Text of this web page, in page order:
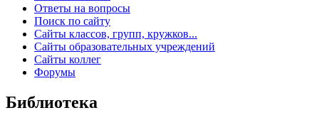
Ответы на вопросы
Поиск по сайту
Сайты классов, групп, кружков...
Сайты образовательных учреждений
Сайты коллег
Форумы
Библиотека